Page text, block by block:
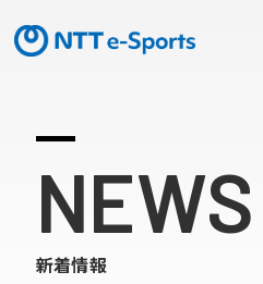
ミッション
ソリューション
ピックアップ
NEWS
新着情報